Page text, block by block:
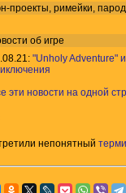
проекты, римейки,
об игре
"Unholy Adventure"
эти новости на одной
непонятный